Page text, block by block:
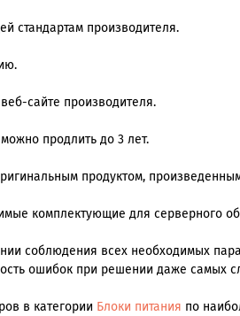
стандартам производителя.
сайте производителя.
продлить до 3 лет.
продуктом,
комплектующие для серверного
соблюдения всех необходимых
ошибок при решении даже самых
в категории Блоки питания по